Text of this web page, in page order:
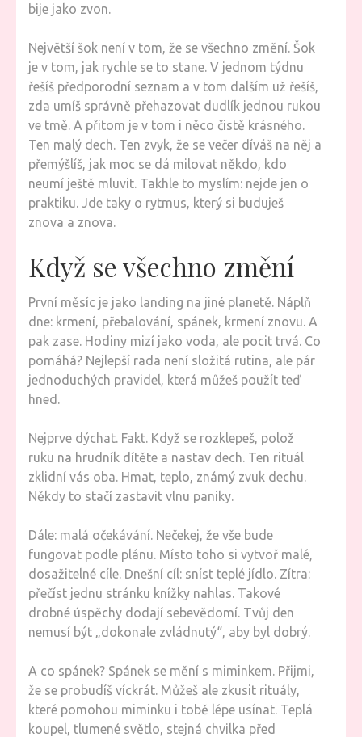
bije jako zvon.
Největší šok není v tom, že se všechno změní. Šok
je v tom, jak rychle se to stane. V jednom týdnu
řešíš předporodní seznam a v tom dalším už řešíš,
zda umíš správně přehazovat dudlík jednou rukou
ve tmě. A přitom je v tom i něco čistě krásného.
Ten malý dech. Ten zvyk, že se večer díváš na něj a
přemýšlíš, jak moc se dá milovat někdo, kdo
neumí ještě mluvit. Takhle to myslím: nejde jen o
praktiku. Jde taky o rytmus, který si buduješ
znova a znova.
Když se všechno změní
První měsíc je jako landing na jiné planetě. Náplň
dne: krmení, přebalování, spánek, krmení znovu. A
pak zase. Hodiny mizí jako voda, ale pocit trvá. Co
pomáhá? Nejlepší rada není složitá rutina, ale pár
jednoduchých pravidel, která můžeš použít teď
hned.
Nejprve dýchat. Fakt. Když se rozklepeš, polož
ruku na hrudník dítěte a nastav dech. Ten rituál
zklidní vás oba. Hmat, teplo, známý zvuk dechu.
Někdy to stačí zastavit vlnu paniky.
Dále: malá očekávání. Nečekej, že vše bude
fungovat podle plánu. Místo toho si vytvoř malé,
dosažitelné cíle. Dnešní cíl: sníst teplé jídlo. Zítra:
přečíst jednu stránku knížky nahlas. Takové
drobné úspěchy dodají sebevědomí. Tvůj den
nemusí být „dokonale zvládnutý“, aby byl dobrý.
A co spánek? Spánek se mění s miminkem. Přijmi,
že se probudíš víckrát. Můžeš ale zkusit rituály,
které pomohou miminku i tobě lépe usínat. Teplá
koupel, tlumené světlo, stejná chvilka před